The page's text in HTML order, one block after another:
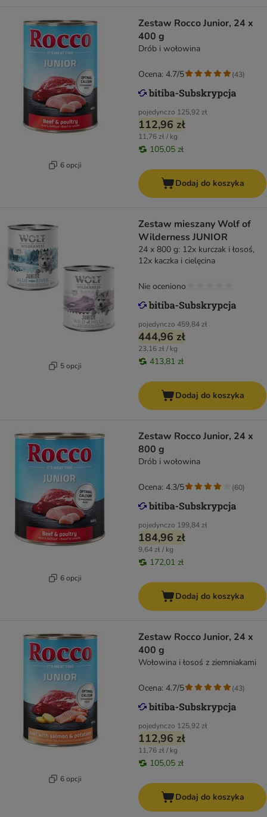
6 opcji
Zestaw Rocco Junior, 24 x
400 g
Drób i wołowina
pojedynczo 125,92 zł
112,96 zł
11,76 zł / kg
105,05 zł
Ocena: 4.7/5 (43)
Dodaj do koszyka
5 opcji
Zestaw mieszany Wolf of
Wilderness JUNIOR
24 x 800 g: 12x kurczak i łosoś,
12x kaczka i cielęcina
pojedynczo 459,84 zł
444,96 zł
23,16 zł / kg
413,81 zł
Nie oceniono
Dodaj do koszyka
6 opcji
Zestaw Rocco Junior, 24 x
800 g
Drób i wołowina
pojedynczo 199,84 zł
184,96 zł
9,64 zł / kg
172,01 zł
Ocena: 4.3/5 (60)
Dodaj do koszyka
6 opcji
Zestaw Rocco Junior, 24 x
400 g
Wołowina i łosoś z ziemniakami
pojedynczo 125,92 zł
112,96 zł
11,76 zł / kg
105,05 zł
Ocena: 4.7/5 (43)
Dodaj do koszyka